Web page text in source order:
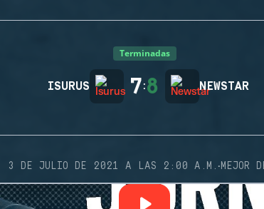
Terminadas
ISURUS 7:8 NEWSTAR
3 DE JULIO DE 2021 A LAS 2:00 A.M. ·MEJOR